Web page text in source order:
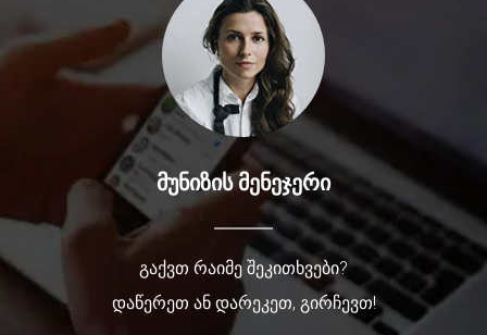
მუნიზის მენეჯერი
გაქვთ რაიმე შეკითხვები?
დაწერეთ ან დარეკეთ, გირჩევთ!